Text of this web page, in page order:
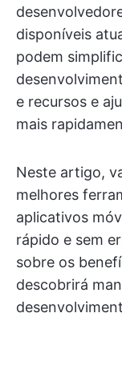
disponíveis
podem
e recursos e
mais
Neste artigo,
melhores
aplicativos
rápido e sem
sobre os
descobrirá